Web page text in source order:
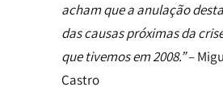
acham que a anulação
das causas próximas da
que tivemos em 2008.”–
Castro